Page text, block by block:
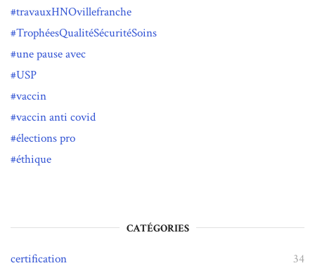
travauxHNOvillefranche
TrophéesQualitéSécuritéSoins
une pause avec
USP
vaccin
vaccin anti covid
élections pro
éthique
CATÉGORIES
certification
34